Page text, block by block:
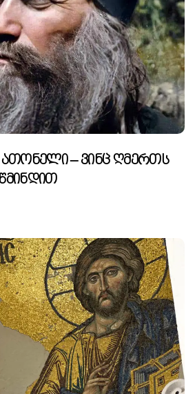
Ათონელი – Ვინც Ღმერთს